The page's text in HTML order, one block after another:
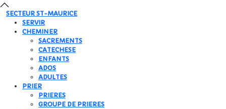
SECTEUR ST-MAURICE
SERVIR
CHEMINER
SACREMENTS
CATECHESE
ENFANTS
ADOS
ADULTES
PRIER
PRIERES
GROUPE DE PRIERES